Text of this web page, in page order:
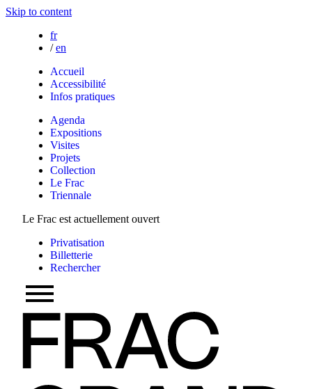
Skip to content
fr
/ en
Accueil
Accessibilité
Infos pratiques
Agenda
Expositions
Visites
Projets
Collection
Le Frac
Triennale
Le Frac est actuellement ouvert
Privatisation
Billetterie
Rechercher